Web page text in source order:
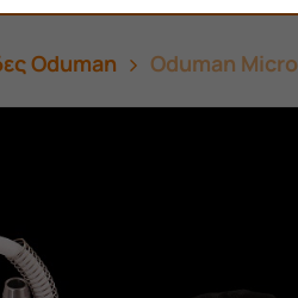
Oduman Oduman Micro